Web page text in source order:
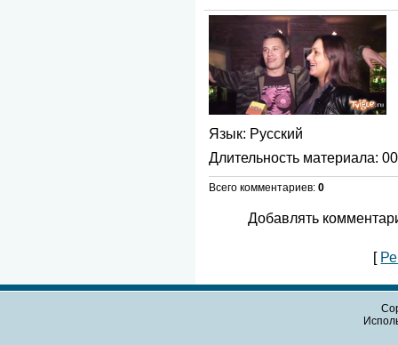
Язык: Русский
Длительность материала:
Всего комментариев: 0
Добавлять
[